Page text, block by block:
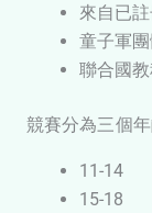
來自已
童子軍
聯合國
競賽分為三個年
11-14
15-18